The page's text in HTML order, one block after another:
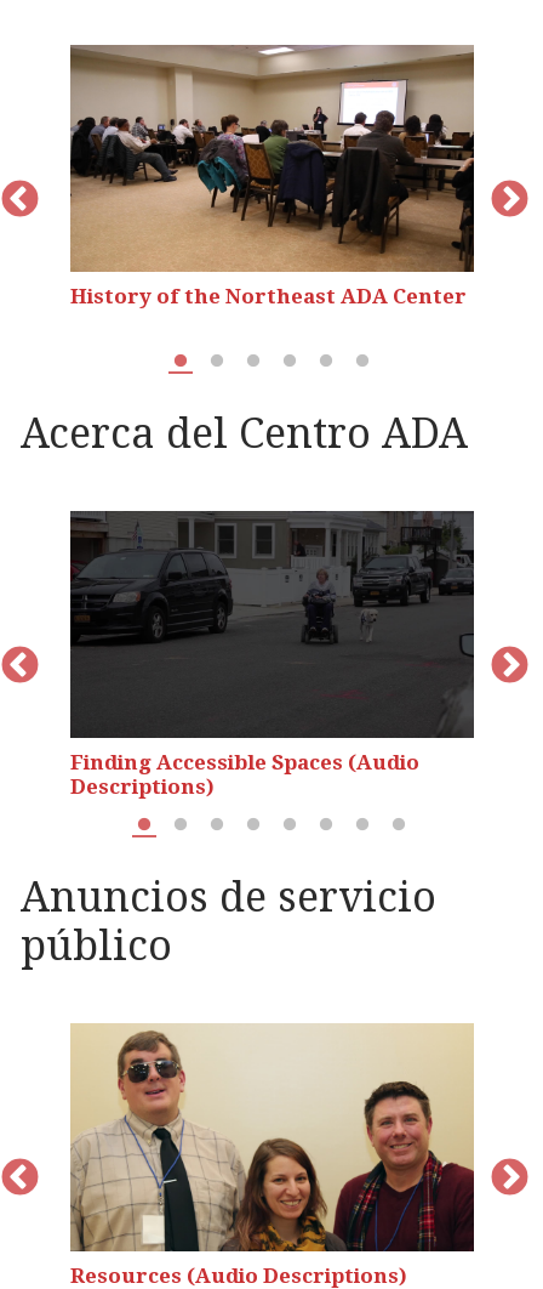
History of the Northeast ADA Center
Acerca del Centro ADA
Finding Accessible Spaces (Audio
Descriptions)
Anuncios de servicio
público
Resources (Audio Descriptions)